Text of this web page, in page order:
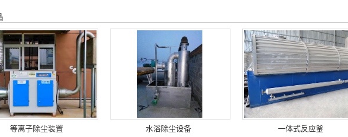
等离子除尘装置 水浴除尘设备 一体式反应釜